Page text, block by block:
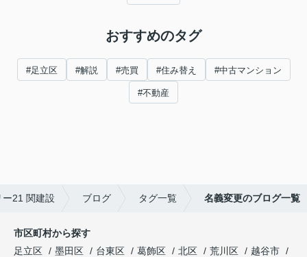
おすすめのタグ
#足立区 #解説 #売買 #住み替え #中古マンション
#不動産
21 関建設 ブログ タグ一覧 名義変更のブログ一覧
市区町村から探す
足立区
墨田区 台東区 葛飾区 北区 荒川区
越谷市